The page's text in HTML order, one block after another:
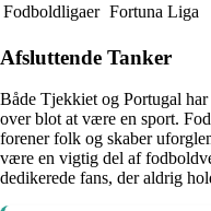
Fodboldligaer Fortuna Liga
Afsluttende Tanker
Både Tjekkiet og Portugal
over blot at være en sport.
forener folk og skaber
være en vigtig del af
dedikerede fans, der aldrig